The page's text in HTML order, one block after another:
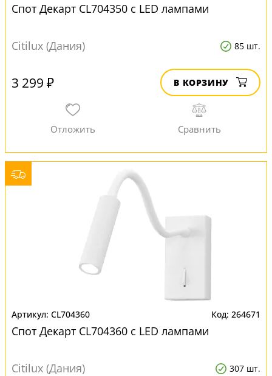
Спот Декарт CL704350 с LED лампами
Citilux (Дания) 85 шт.
3 299 ₽ В КОРЗИНУ
CL704360 264671
Спот Декарт CL704360 с LED лампами
Citilux (Дания) 307 шт.